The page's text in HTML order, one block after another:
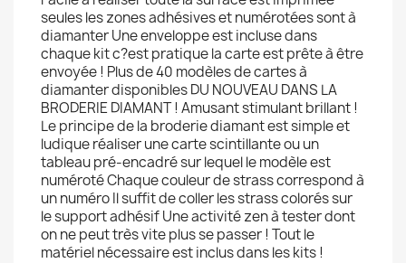
seules les zones adhésives et numérotées sont à
diamanter Une enveloppe est incluse dans
chaque kit c?est pratique la carte est prête à être
envoyée ! Plus de 40 modèles de cartes à
diamanter disponibles DU NOUVEAU DANS LA
BRODERIE DIAMANT ! Amusant stimulant brillant !
Le principe de la broderie diamant est simple et
ludique réaliser une carte scintillante ou un
tableau pré-encadré sur lequel le modèle est
numéroté Chaque couleur de strass correspond à
un numéro Il suffit de coller les strass colorés sur
le support adhésif Une activité zen à tester dont
on ne peut très vite plus se passer ! Tout le
matériel nécessaire est inclus dans les kits !